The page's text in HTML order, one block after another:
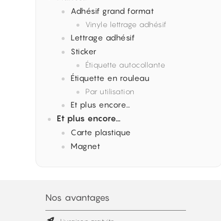
Adhésif grand format
Vinyle lettrage adhésif
Lettrage adhésif
Sticker
Étiquette autocollante
Étiquette en rouleau
Par utilisation
Et plus encore…
Et plus encore…
Carte plastique
Magnet
Nos avantages